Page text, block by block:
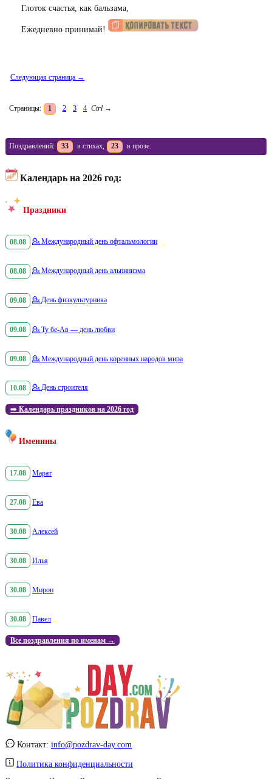
Глоток счастья, как бальзама,
Ежедневно принимай!
Следующая страница →
Страницы: 1 2 3 4 Ctrl →
Поздравлений: 33 в стихах, 23 в прозе.
Календарь на 2026 год:
Праздники
08.08 💁 Международный день офтальмологии
08.08 💁 Международный день альпинизма
09.08 💁 День физкультурника
09.08 💁 Ту бе-Ав — день любви
09.08 💁 Международный день коренных народов мира
10.08 💁 День строителя
➡️ Календарь праздников на 2026 год
Именины
17.08 Марат
27.08 Ева
30.08 Алексей
30.08 Илья
30.08 Мирон
30.08 Павел
Все поздравления по именам →
Контакт: info@pozdrav-day.com
Политика конфиденциальности